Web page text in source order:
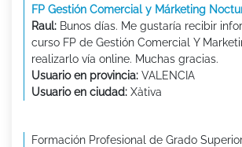
FP Gestión Comercial y Márketing
Raul: Bunos días. Me gustaría recibir
curso FP de Gestión Comercial Y
realizarlo vía online. Muchas gracias.
Usuario en provincia: VALENCIA
Usuario en ciudad: Xàtiva
Formación Profesional de Grado